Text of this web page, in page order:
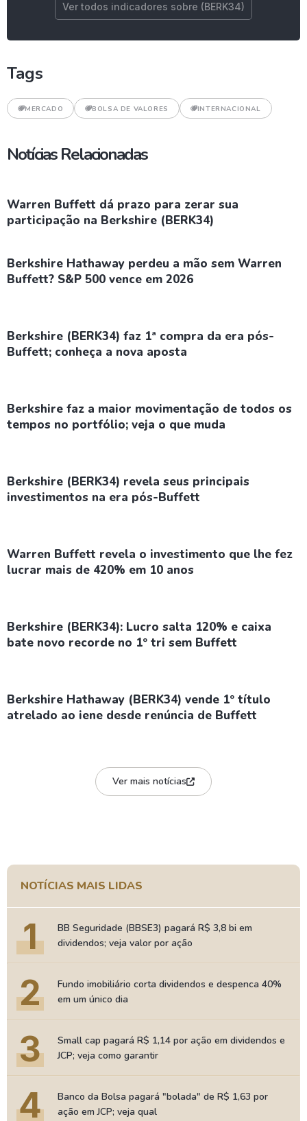
Ver todos indicadores sobre (BERK34)
Tags
MERCADO BOLSA DE VALORES INTERNACIONAL
Notícias Relacionadas
Warren Buffett dá prazo para zerar sua
participação na Berkshire (BERK34)
Berkshire Hathaway perdeu a mão sem Warren
Buffett? S&P 500 vence em 2026
Berkshire (BERK34) faz 1ª compra da era pós-
Buffett; conheça a nova aposta
Berkshire faz a maior movimentação de todos os
tempos no portfólio; veja o que muda
Berkshire (BERK34) revela seus principais
investimentos na era pós-Buffett
Warren Buffett revela o investimento que lhe fez
lucrar mais de 420% em 10 anos
Berkshire (BERK34): Lucro salta 120% e caixa
bate novo recorde no 1º tri sem Buffett
Berkshire Hathaway (BERK34) vende 1º título
atrelado ao iene desde renúncia de Buffett
Ver mais notícias
NOTÍCIAS MAIS LIDAS
1
BB Seguridade (BBSE3) pagará R$ 3,8 bi em
dividendos; veja valor por ação
2
Fundo imobiliário corta dividendos e despenca 40%
em um único dia
3
Small cap pagará R$ 1,14 por ação em dividendos e
JCP; veja como garantir
4
Banco da Bolsa pagará "bolada" de R$ 1,63 por
ação em JCP; veja qual